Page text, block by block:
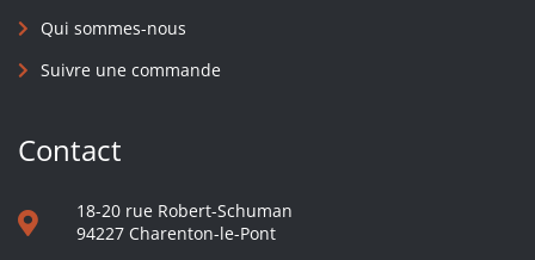
Qui sommes-nous
Suivre une commande
Contact
18-20 rue Robert-Schuman
94227 Charenton-le-Pont